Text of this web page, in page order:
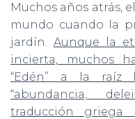
Muchos años atrás,
mundo cuando la
jardín. Aunque la
incierta, muchos
“Edén” a la raíz
“abundancia,
traducción griega